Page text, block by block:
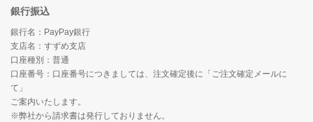
銀行振込
銀行名：PayPay銀行
支店名：すずめ支店
口座種別：普通
口座番号：口座番号につきましては、注文確定後に「ご注文確定メールに
て」
ご案内いたします。
※弊社から請求書は発行しておりません。